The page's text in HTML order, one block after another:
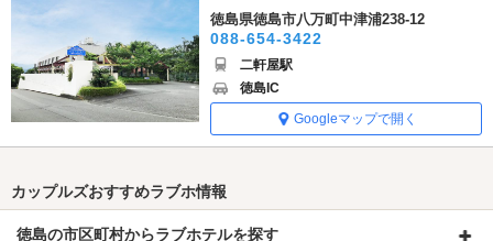
徳島県徳島市八万町中津浦238-12
088-654-3422
二軒屋駅
徳島IC
Googleマップで開く
カップルズおすすめラブホ情報
徳島の市区町村からラブホテルを探す